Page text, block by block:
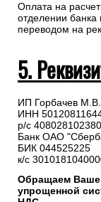
Оплата на
отделении банка
переводом на
5.
ИП Горбачев М.В.
ИНН
р/с
Банк ОАО
БИК 044525225
к/с
Обращаем Ваше
упрощенной